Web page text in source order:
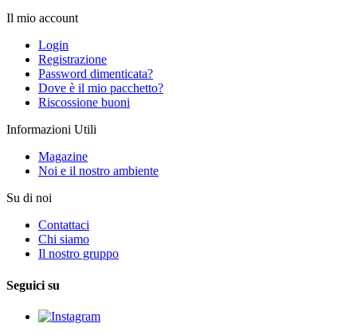
Il mio account
Login
Registrazione
Password dimenticata?
Dove è il mio pacchetto?
Riscossione buoni
Informazioni Utili
Magazine
Noi e il nostro ambiente
Su di noi
Contattaci
Chi siamo
Il nostro gruppo
Seguici su